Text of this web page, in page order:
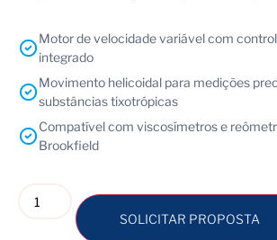
Motor de velocidade variável com
integrado
Movimento helicoidal para medições
substâncias tixotrópicas
Compatível com viscosímetros e
Brookfield
SOLICITAR PROPOSTA